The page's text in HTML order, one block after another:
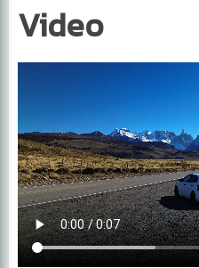
Video